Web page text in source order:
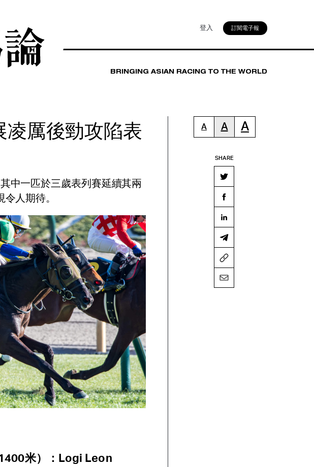
登入 訂閱電子報
BRINGING ASIAN RACING TO THE WORLD
凌厲後勁攻陷表
中一匹於三歲表列賽延續其兩
人期待。
米）：Logi Leon
A A A
SHARE